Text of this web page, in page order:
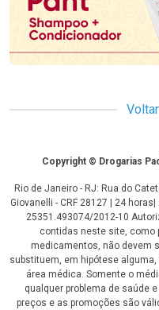
CopyrightCopyright © Drogarias
Rio de Janeiro - RJ: Rua do
Giovanelli - CRF 28127 | 24
25351.493074/2012-10
contidas neste site, como
medicamentos, não devem
substituem, em hipótese
área médica. Somente o
qualquer problema de saúde
preços e as promoções são